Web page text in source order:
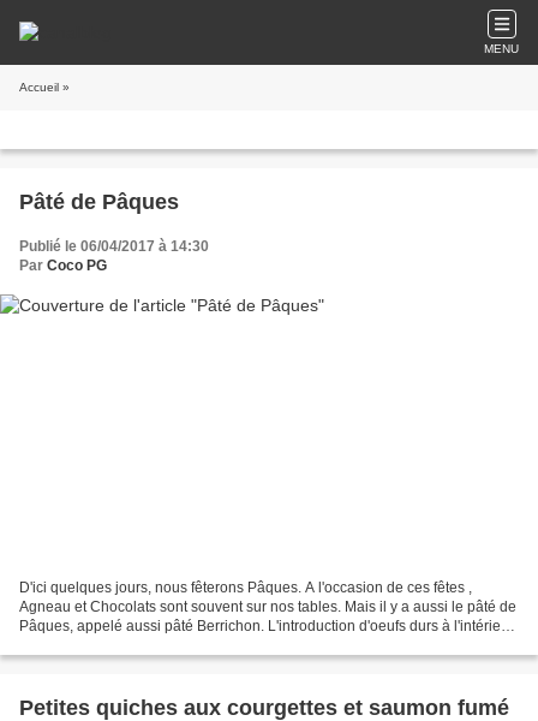
MENU
Accueil »
Pâté de Pâques
Publié le 06/04/2017 à 14:30
Par Coco PG
D'ici quelques jours, nous fêterons Pâques. A l'occasion de ces fêtes ,
Agneau et Chocolats sont souvent sur nos tables. Mais il y a aussi le pâté de
Pâques, appelé aussi pâté Berrichon. L'introduction d'oeufs durs à l'intérieur
Petites quiches aux courgettes et saumon fumé